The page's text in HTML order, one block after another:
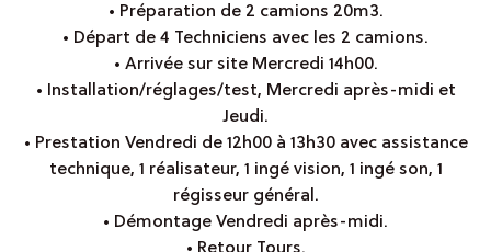
• Préparation de 2 camions 20m3.
• Départ de 4 Techniciens avec les 2 camions.
• Arrivée sur site Mercredi 14h00.
• Installation/réglages/test, Mercredi après-midi et
Jeudi.
• Prestation Vendredi de 12h00 à 13h30 avec assistance
technique, 1 réalisateur, 1 ingé vision, 1 ingé son, 1
régisseur général.
• Démontage Vendredi après-midi.